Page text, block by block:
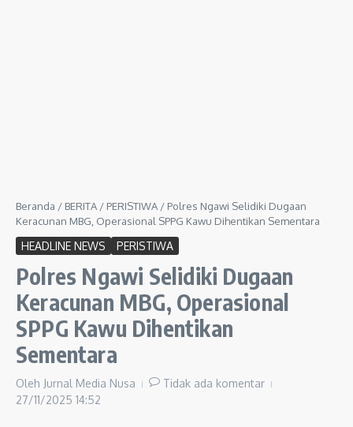
Beranda / BERITA / PERISTIWA / Polres Ngawi Selidiki Dugaan
Keracunan MBG, Operasional SPPG Kawu Dihentikan Sementara
HEADLINE NEWS PERISTIWA
Polres Ngawi Selidiki Dugaan
Keracunan MBG, Operasional
SPPG Kawu Dihentikan
Sementara
Oleh Jurnal Media Nusa
Tidak ada komentar
27/11/2025 14:52